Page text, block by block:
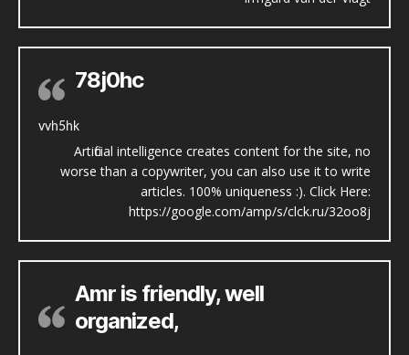
78j0hc
vvh5hk
Artificial intelligence creates content for the site, no
worse than a copywriter, you can also use it to write
articles. 100% uniqueness :). Click Here:
https://google.com/amp/s/clck.ru/32oo8j
Amr is friendly, well
organized,